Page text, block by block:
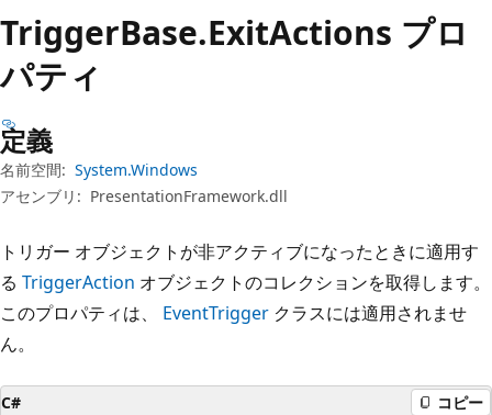
ッ
プ
TriggerBase.ExitActions プロ
パティ
定義
名前空間: System.Windows
アセンブリ: PresentationFramework.dll
トリガー オブジェクトが非アクティブになったときに適用す
る TriggerAction オブジェクトのコレクションを取得します。
このプロパティは、 EventTrigger クラスには適用されませ
ん。
C# コピー